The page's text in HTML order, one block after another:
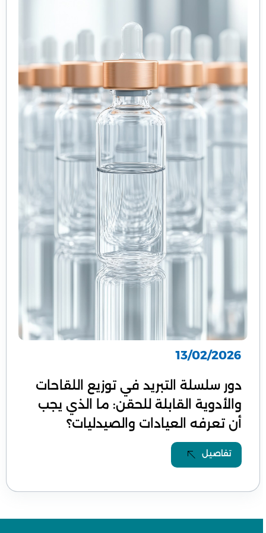
13/02/2026
دور سلسلة التبريد في توزيع اللقاحات
والأدوية القابلة للحقن: ما الذي يجب
أن تعرفه العيادات والصيدليات؟
تفاصيل